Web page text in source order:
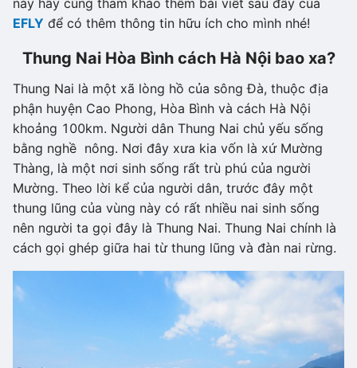
này hãy cùng tham khảo thêm bài viết sau đây của
EFLY để có thêm thông tin hữu ích cho mình nhé!
Thung Nai Hòa Bình cách Hà Nội bao xa?
Thung Nai là một xã lòng hồ của sông Đà, thuộc địa
phận huyện Cao Phong, Hòa Bình và cách Hà Nội
khoảng 100km. Người dân Thung Nai chủ yếu sống
bằng nghề nông. Nơi đây xưa kia vốn là xứ Mường
Thàng, là một nơi sinh sống rất trù phú của người
Mường. Theo lời kể của người dân, trước đây một
thung lũng của vùng này có rất nhiều nai sinh sống
nên người ta gọi đây là Thung Nai. Thung Nai chính là
cách gọi ghép giữa hai từ thung lũng và đàn nai rừng.